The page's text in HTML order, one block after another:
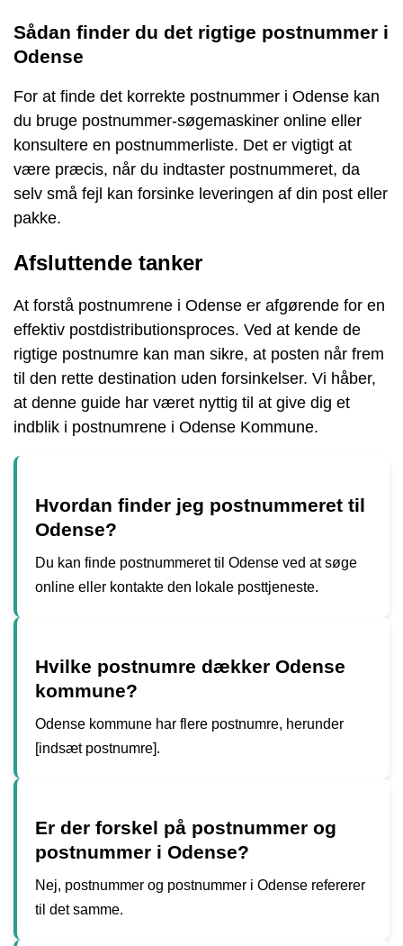
Sådan finder du det rigtige postnummer i
Odense
For at finde det korrekte postnummer i Odense kan
du bruge postnummer-søgemaskiner online eller
konsultere en postnummerliste. Det er vigtigt at
være præcis, når du indtaster postnummeret, da
selv små fejl kan forsinke leveringen af din post eller
pakke.
Afsluttende tanker
At forstå postnumrene i Odense er afgørende for en
effektiv postdistributionsproces. Ved at kende de
rigtige postnumre kan man sikre, at posten når frem
til den rette destination uden forsinkelser. Vi håber,
at denne guide har været nyttig til at give dig et
indblik i postnumrene i Odense Kommune.
Hvordan finder jeg postnummeret til
Odense?
Du kan finde postnummeret til Odense ved at søge
online eller kontakte den lokale posttjeneste.
Hvilke postnumre dækker Odense
kommune?
Odense kommune har flere postnumre, herunder
[indsæt postnumre].
Er der forskel på postnummer og
postnummer i Odense?
Nej, postnummer og postnummer i Odense refererer
til det samme.